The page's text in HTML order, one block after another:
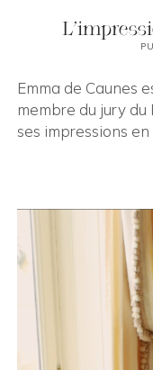
Emma de Caunes
membre du jury du
ses impressions en